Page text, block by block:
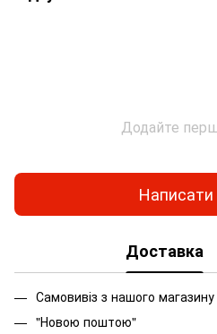
Додайте
Написати
Доставка
Самовивіз з нашого магазину
"Новою поштою"